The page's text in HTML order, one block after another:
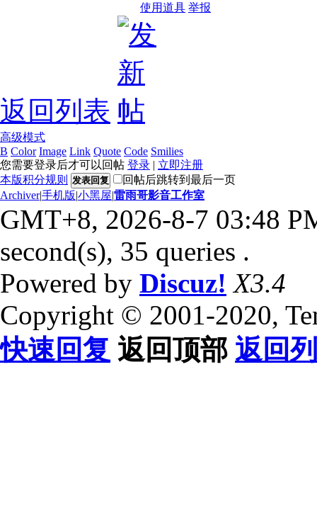
使用道具 举报
返回列表
高级模式
B Color Image Link Quote Code Smilies
您需要登录后才可以回帖 登录 | 立即注册
本版积分规则
发表回复
回帖后跳转到最后一页
Archiver|手机版|小黑屋|雷雨哥影音工作室
GMT+8, 2026-8-7 03:48
second(s), 35 queries .
Powered by Discuz! X3.4
Copyright © 2001-2020,
快速回复 返回顶部 返回